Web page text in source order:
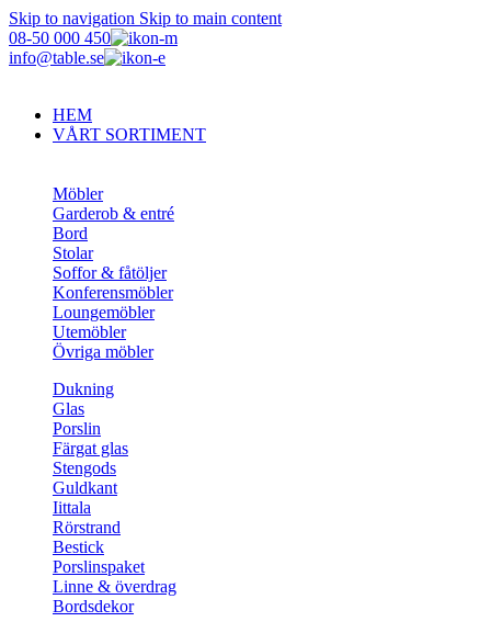
Skip to navigation Skip to main content
08-50 000 450
info@table.se
HEM
VÅRT SORTIMENT
Möbler
Garderob & entré
Bord
Stolar
Soffor & fåtöljer
Konferensmöbler
Loungemöbler
Utemöbler
Övriga möbler
Dukning
Glas
Porslin
Färgat glas
Stengods
Guldkant
Iittala
Rörstrand
Bestick
Porslinspaket
Linne & överdrag
Bordsdekor